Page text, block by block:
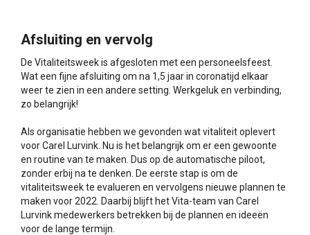
Afsluiting en vervolg
De Vitaliteitsweek is afgesloten met een personeelsfeest.
Wat een fijne afsluiting om na 1,5 jaar in coronatijd elkaar
weer te zien in een andere setting. Werkgeluk en verbinding,
zo belangrijk!
Als organisatie hebben we gevonden wat vitaliteit oplevert
voor Carel Lurvink. Nu is het belangrijk om er een gewoonte
en routine van te maken. Dus op de automatische piloot,
zonder erbij na te denken. De eerste stap is om de
vitaliteitsweek te evalueren en vervolgens nieuwe plannen te
maken voor 2022. Daarbij blijft het Vita-team van Carel
Lurvink medewerkers betrekken bij de plannen en ideeën
voor de lange termijn.